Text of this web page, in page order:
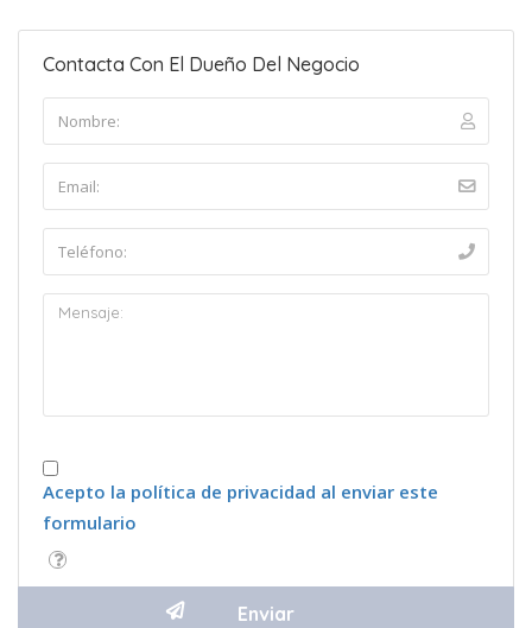
Contacta Con El Dueño Del Negocio
Acepto la política de privacidad al enviar este
formulario